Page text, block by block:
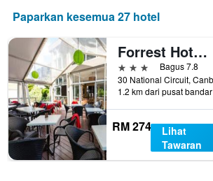
Paparkan kesemua 27 hotel
Forrest Hotel and Apartments
3 bintangBagus 7.8
1.2 km dari pusat bandar
RM 274
Lihat
Tawaran